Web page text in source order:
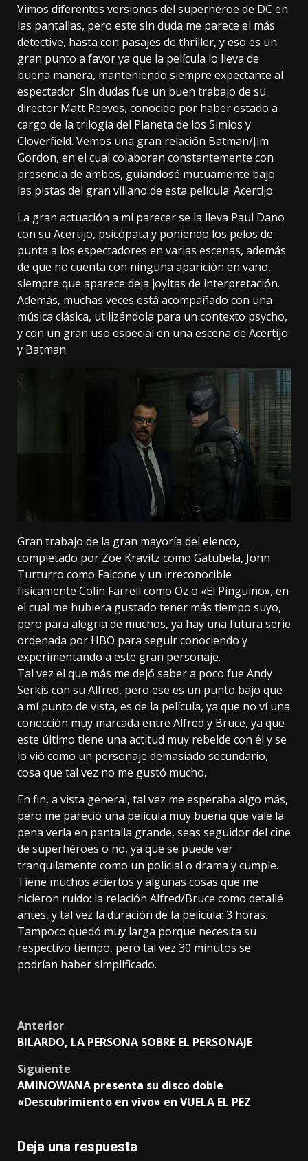
Vimos diferentes versiones del superhéroe de DC en
las pantallas, pero este sin duda me parece el más
detective, hasta con pasajes de thriller, y eso es un
gran punto a favor ya que la película lo lleva de
buena manera, manteniendo siempre expectante al
espectador. Sin dudas fue un buen trabajo de su
director Matt Reeves, conocido por haber estado a
cargo de la trilogía del Planeta de los Simios y
Cloverfield. Vemos una gran relación Batman/Jim
Gordon, en el cual colaboran constantemente con
presencia de ambos, guiandosé mutuamente bajo
las pistas del gran villano de esta película: Acertijo.
La gran actuación a mi parecer se la lleva Paul Dano
con su Acertijo, psicópata y poniendo los pelos de
punta a los espectadores en varias escenas, además
de que no cuenta con ninguna aparición en vano,
siempre que aparece deja joyitas de interpretación.
Además, muchas veces está acompañado con una
música clásica, utilizándola para un contexto psycho,
y con un gran uso especial en una escena de Acertijo
y Batman.
Gran trabajo de la gran mayoría del elenco,
completado por Zoe Kravitz como Gatubela, John
Turturro como Falcone y un irreconocible
físicamente Colin Farrell como Oz o «El Pingüino», en
el cual me hubiera gustado tener más tiempo suyo,
pero para alegria de muchos, ya hay una futura serie
ordenada por HBO para seguir conociendo y
experimentando a este gran personaje.
Tal vez el que más me dejó saber a poco fue Andy
Serkis con su Alfred, pero ese es un punto bajo que
a mí punto de vista, es de la película, ya que no ví una
conección muy marcada entre Alfred y Bruce, ya que
este último tiene una actitud muy rebelde con él y se
lo vió como un personaje demasiado secundario,
cosa que tal vez no me gustó mucho.
En fin, a vista general, tal vez me esperaba algo más,
pero me pareció una película muy buena que vale la
pena verla en pantalla grande, seas seguidor del cine
de superhéroes o no, ya que se puede ver
tranquilamente como un policial o drama y cumple.
Tiene muchos aciertos y algunas cosas que me
hicieron ruido: la relación Alfred/Bruce como detallé
antes, y tal vez la duración de la película: 3 horas.
Tampoco quedó muy larga porque necesita su
respectivo tiempo, pero tal vez 30 minutos se
podrían haber simplificado.
Post
Anterior
BILARDO, LA PERSONA SOBRE EL PERSONAJE
Siguiente
AMINOWANA presenta su disco doble
«Descubrimiento en vivo» en VUELA EL PEZ
Deja una respuesta